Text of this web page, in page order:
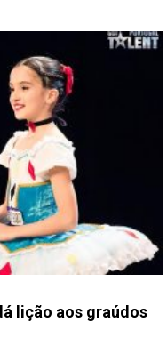
lição aos graúdos